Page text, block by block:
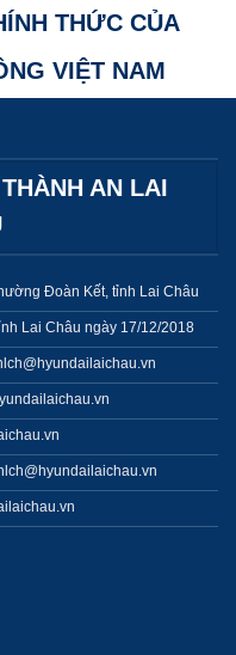
THỨC CỦA
VIỆT NAM
AN LAI
Đoàn Kết, tỉnh Lai Châu
Lai Châu ngày 17/12/2018